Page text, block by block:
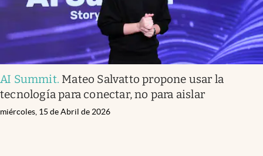
AI Summit. Mateo Salvatto propone usar la
tecnología para conectar, no para aislar
miércoles, 15 de Abril de 2026